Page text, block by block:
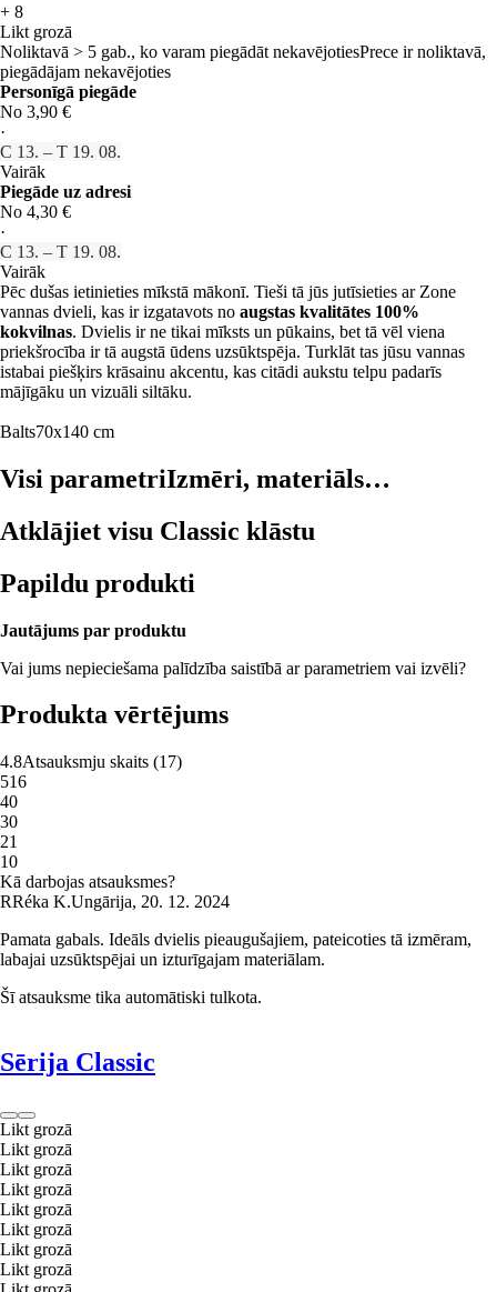
+ 8
Likt grozā
Noliktavā > 5 gab., ko varam piegādāt nekavējotiesPrece ir noliktavā,
piegādājam nekavējoties
Personīgā piegāde
No 3,90 €
·
C 13. – T 19. 08.
Vairāk
Piegāde uz adresi
No 4,30 €
·
C 13. – T 19. 08.
Vairāk
Pēc dušas ietinieties mīkstā mākonī. Tieši tā jūs jutīsieties ar Zone
vannas dvieli, kas ir izgatavots no augstas kvalitātes 100%
kokvilnas. Dvielis ir ne tikai mīksts un pūkains, bet tā vēl viena
priekšrocība ir tā augstā ūdens uzsūktspēja. Turklāt tas jūsu vannas
istabai piešķirs krāsainu akcentu, kas citādi aukstu telpu padarīs
mājīgāku un vizuāli siltāku.
Balts70x140 cm
Visi parametriIzmēri, materiāls…
Atklājiet visu Classic klāstu
Papildu produkti
Jautājums par produktu
Vai jums nepieciešama palīdzība saistībā ar parametriem vai izvēli?
Produkta vērtējums
4.8Atsauksmju skaits (17)
516
40
30
21
10
Kā darbojas atsauksmes?
RRéka K.Ungārija, 20. 12. 2024
Pamata gabals. Ideāls dvielis pieaugušajiem, pateicoties tā izmēram,
labajai uzsūktspējai un izturīgajam materiālam.
Šī atsauksme tika automātiski tulkota.
Sērija Classic
Likt grozā
Likt grozā
Likt grozā
Likt grozā
Likt grozā
Likt grozā
Likt grozā
Likt grozā